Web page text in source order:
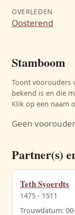
OVERLEDEN
Oosterend
Stamboom
Toont voorouders
bekend is en die
Klik op een naam
Geen
Partner(s)
Teth Syoerdts
1475 - 1511
Trouwdatum: